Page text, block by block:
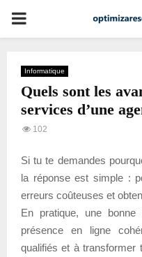
PRIMARY
Informatique
Quels sont les
services d’une
102
Si tu te demandes
la réponse est simple :
erreurs coûteuses et
En pratique, une bonne
présence en ligne
qualifiés et à transformer